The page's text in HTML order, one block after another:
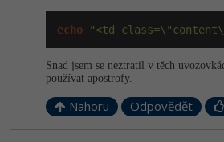
Kurzy e-commerce
Datová analýza
Digitální gramotnost
Kurzy designu
HTML/CSS
Photoshop -80%
Příběhy absolventů
echo "<td
Snad jsem se neztratil v těch
používat apostrofy.
Nahoru Odpovědět